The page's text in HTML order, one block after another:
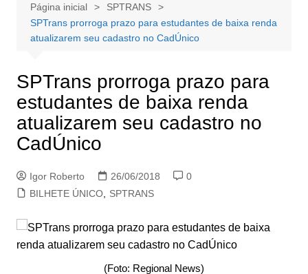
Página inicial
SPTRANS
SPTrans prorroga prazo para estudantes de baixa renda
atualizarem seu cadastro no CadÚnico
SPTrans prorroga prazo para
estudantes de baixa renda
atualizarem seu cadastro no
CadÚnico
Igor Roberto 26/06/2018
0
BILHETE ÚNICO, SPTRANS
(Foto: Regional News)